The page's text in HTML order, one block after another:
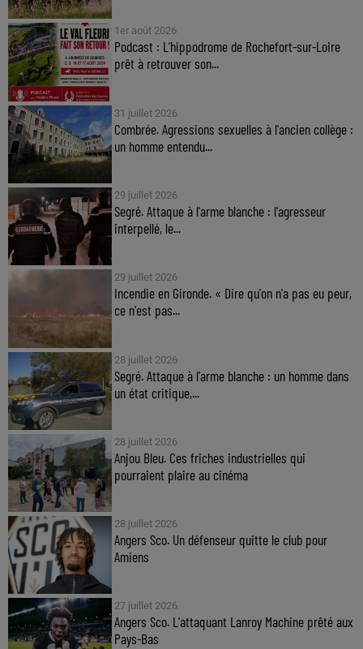
1er août 2026
Podcast : L’hippodrome de Rochefort-sur-Loire
prêt à retrouver son...
31 juillet 2026
Combrée. Agressions sexuelles à l'ancien collège :
un homme entendu...
29 juillet 2026
Segré. Attaque à l'arme blanche : l'agresseur
interpellé, le...
29 juillet 2026
Incendie en Gironde. « Dire qu'on n'a pas eu peur,
ce n'est pas...
28 juillet 2026
Segré. Attaque à l'arme blanche : un homme dans
un état critique,...
28 juillet 2026
Anjou Bleu. Ces friches industrielles qui
pourraient plaire au cinéma
28 juillet 2026
Angers Sco. Un défenseur quitte le club pour
Amiens
27 juillet 2026
Angers Sco. L'attaquant Lanroy Machine prêté aux
Pays-Bas